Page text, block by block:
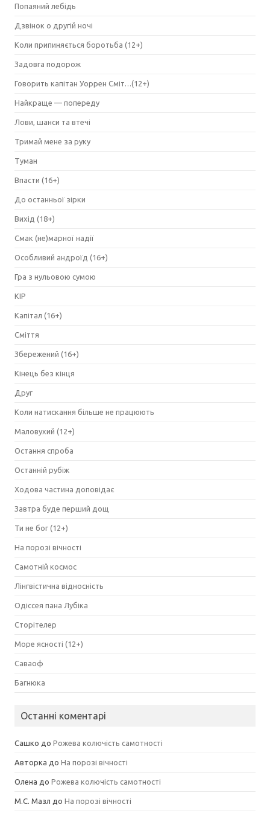
Попаяний лебідь
Дзвінок о другій ночі
Коли припиняється боротьба (12+)
Задовга подорож
Говорить капітан Уоррен Сміт…(12+)
Найкраще — попереду
Лови, шанси та втечі
Тримай мене за руку
Туман
Впасти (16+)
До останньої зірки
Вихід (18+)
Смак (не)марної надії
Особливий андроїд (16+)
Гра з нульовою сумою
КІР
Капітал (16+)
Сміття
Збережений (16+)
Кінець без кінця
Друг
Коли натискання більше не працюють
Маловухий (12+)
Остання спроба
Останній рубіж
Ходова частина доповідає
Завтра буде перший дощ
Ти не бог (12+)
На порозі вічності
Самотній космос
Лінгвістична відносність
Одіссея пана Лубіка
Сторітелер
Море ясності (12+)
Саваоф
Багнюка
Останні коментарі
Сашко до Рожева колючість самотності
Авторка до На порозі вічності
Олена до Рожева колючість самотності
М.С. Мазл до На порозі вічності